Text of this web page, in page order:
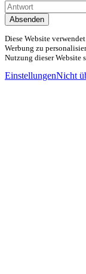
Absenden
Diese Website
Werbung zu
Nutzung dieser Website
EinstellungenNicht